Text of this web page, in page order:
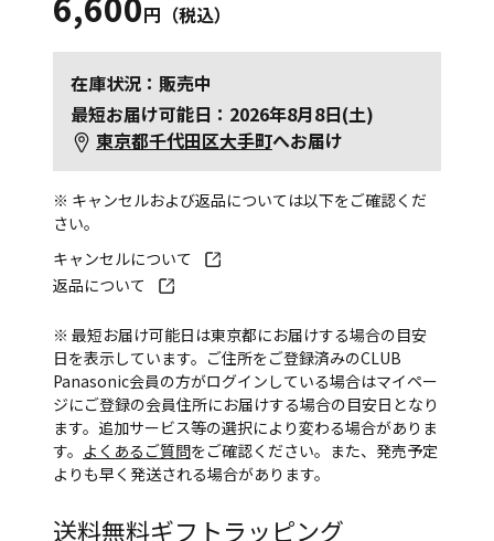
円（税込）
在庫状況：販売中
最短お届け可能日：2026年8月8日(土)
東京都千代田区大手町へお届け
※ キャンセルおよび返品については以下をご確認くだ
さい。
キャンセルについて
返品について
※ 最短お届け可能日は東京都にお届けする場合の目安
日を表示しています。ご住所をご登録済みのCLUB
Panasonic会員の方がログインしている場合はマイペー
ジにご登録の会員住所にお届けする場合の目安日となり
ます。追加サービス等の選択により変わる場合がありま
す。 よくあるご質問をご確認ください。また、発売予定
よりも早く発送される場合があります。
送料無料ギフトラッピング